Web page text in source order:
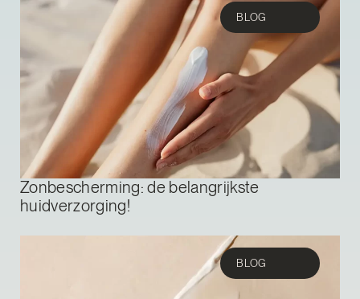
Zonbescherming: de belangrijkste
huidverzorging!
BLOG
BLOG